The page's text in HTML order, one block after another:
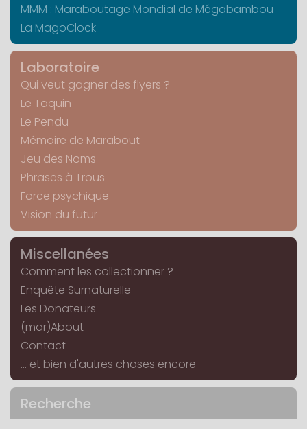
MMM : Maraboutage Mondial de Mégabambou
La MagoClock
Laboratoire
Qui veut gagner des flyers ?
Le Taquin
Le Pendu
Mémoire de Marabout
Jeu des Noms
Phrases à Trous
Force psychique
Vision du futur
Miscellanées
Comment les collectionner ?
Enquête Surnaturelle
Les Donateurs
(mar)About
Contact
... et bien d'autres choses encore
Recherche